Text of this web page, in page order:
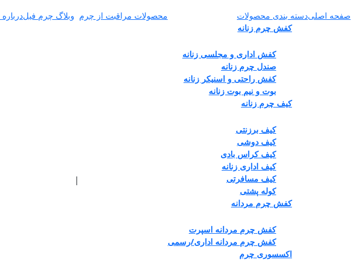
صفحه اصلیدسته بندی محصولات
کفش چرم زنانه
کفش اداری و مجلسی زنانه
صندل چرم زنانه
کفش راحتی و اسنیکر زنانه
بوت و نیم بوت زنانه
کیف چرم زنانه
کیف برزنتی
کیف دوشی
کیف کراس بادی
کیف اداری زنانه
کیف مسافرتی
کوله پشتی
کفش چرم مردانه
کفش چرم مردانه اسپرت
کفش چرم مردانه اداری/رسمی
اکسسوری چرم
محصولات مراقبت از چرم
|
وبلاگ چرم فیل